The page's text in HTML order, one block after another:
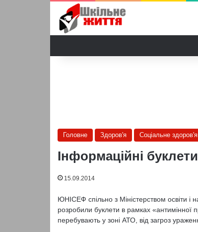
Головне Здоров'я Соціальне здоров'я
Інформаційні
15.09.2014
ЮНІСЕФ спільно з Міністерством освіти і
розробили буклети в рамках «антимінної
перебувають у зоні АТО, від загроз